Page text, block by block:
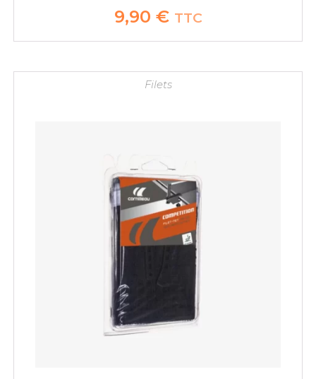
9,90 € TTC
Filets